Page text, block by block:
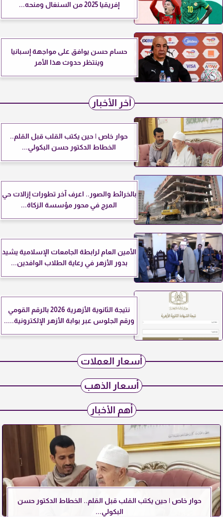
إفريقيا 2025 من السنغال ومنحه...
حسام حسن يوافق على مواجهة إسبانيا
وينتظر حدوث هذا الأمر
آخر الأخبار
حوار خاص | حين يكتب القلب قبل القلم..
الخطاط الدكتور حسن البكولي...
بالخرائط والصور.. اعرف آخر تطورات إزالات حي
المرج في محور مؤسسة الزكاة...
الأمين العام لرابطة الجامعات الإسلامية يشيد
بدور الأزهر في رعاية الطلاب الوافدين...
نتيجة الثانوية الأزهرية 2026 بالرقم القومي
ورقم الجلوس عبر بوابة الأزهر الإلكترونية.....
أسعار العملات
أسعار الذهب
أهم الأخبار
حوار خاص | حين يكتب القلب قبل القلم.. الخطاط الدكتور حسن
البكولي...